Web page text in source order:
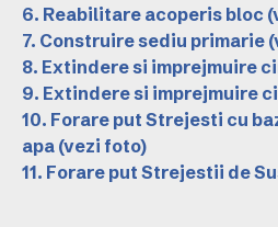
6. Reabilitare acoperis bloc
7. Construire sediu primarie
8. Extindere si imprejmuire
9. Extindere si imprejmuire
10. Forare put Strejesti cu
apa (vezi foto)
11. Forare put Strejestii de